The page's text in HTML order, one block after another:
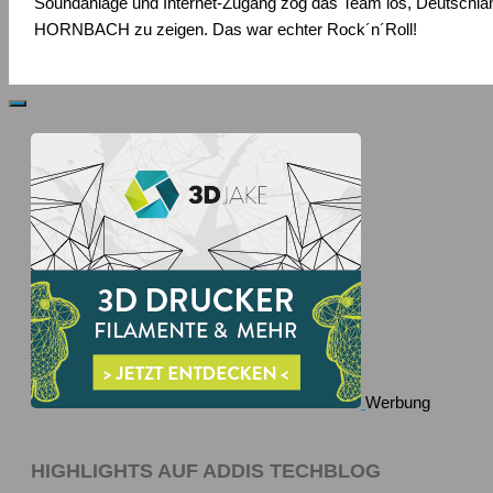
HORNBACH zu zeigen. Das war echter Rock´n´Roll!
Werbung
HIGHLIGHTS AUF ADDIS TECHBLOG